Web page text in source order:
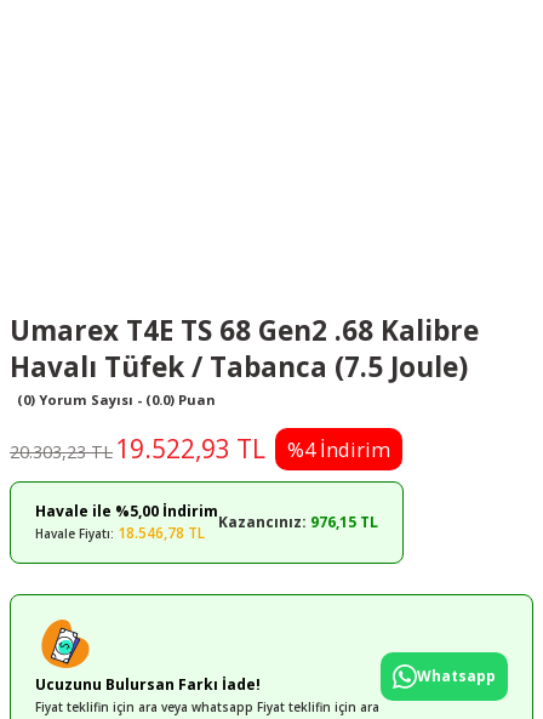
Umarex T4E TS 68 Gen2 .68 Kalibre
Havalı Tüfek / Tabanca (7.5 Joule)
(0) Yorum Sayısı - (0.0) Puan
20.303,23 TL 19.522,93 TL %4 İndirim
Havale ile %5,00 İndirim
Havale Fiyatı: 18.546,78 TL
Kazancınız: 976,15 TL
Ucuzunu Bulursan Farkı İade!
Fiyat teklifin için ara veya whatsapp Fiyat teklifin için ara
Whatsapp